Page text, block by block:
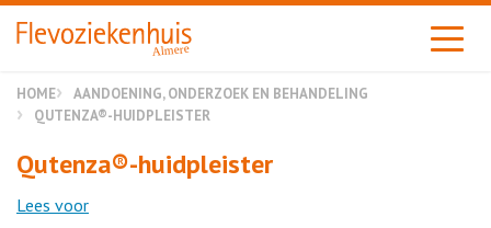
Almere
HOME
AANDOENING, ONDERZOEK EN BEHANDELING
QUTENZA®-HUIDPLEISTER
Qutenza®-huidpleister
Lees voor